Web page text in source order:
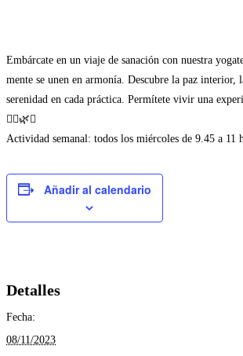
Embárcate en un viaje de sanación con nuestra
mente se unen en armonía. Descubre la paz
serenidad en cada práctica. Permítete vivir una
🧘‍♂️🌿✨
Actividad semanal: todos los miércoles de 9.45 a 11
Añadir al calendario
Detalles
Fecha:
08/11/2023